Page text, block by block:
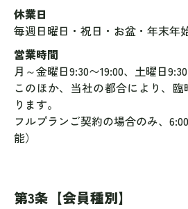
休業日
毎週日曜日・祝日・お盆・年末年
営業時間
月～金曜日9:30〜19:00、土曜日
このほか、当社の都合により、
ります。
フルプランご契約の場合のみ、
能）
第3条【会員種別】